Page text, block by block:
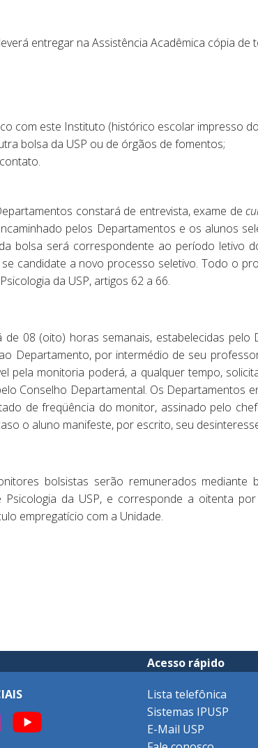
entregar na Assistência Acadêmica cópia
com este Instituto (histórico escolar impresso do
bolsa da USP ou de órgãos de fomentos;
constará de entrevista, exame de
pelos Departamentos e os alunos
bolsa será correspondente ao período letivo
candidate a novo processo seletivo. Todo o
da USP, artigos 62 a 66.
08 (oito) horas semanais, estabelecidas
Departamento, por intermédio de seu
pela monitoria poderá, a qualquer tempo,
Conselho Departamental. Os Departamentos
de freqüência do monitor, assinado pelo
o aluno manifeste, por escrito, seu
bolsistas serão remunerados
Psicologia da USP, e corresponde a oitenta
empregatício com a Unidade.
Acesso rápido
Lista telefônica
Sistemas IPUSP
E-Mail USP